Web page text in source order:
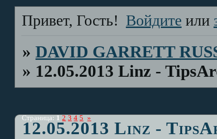
Привет, Гость! Войдите или
»DAVID GARRETT
» 12.05.2013 Linz -
12.05.2013 Linz -
Страница:1 2 3 4 5 »